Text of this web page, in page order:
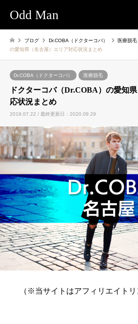
Odd Man
ブログ Dr.COBA（ドクターコバ） 医療脱毛
の愛知県（名古屋）エリア対応状況まとめ
Dr.COBA（ドクターコバ） 医療脱毛
ドクターコバ（Dr.COBA）の愛知
応状況まとめ
2019.07.22 / 最終更新日：2020.09.29
（※当サイトはアフィリエイトリ